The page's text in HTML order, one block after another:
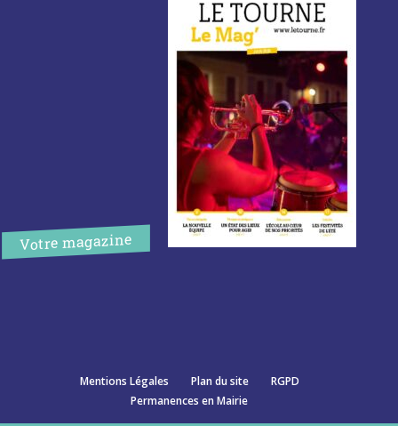
Votre magazine
Mentions Légales Plan du site
RGPD
Permanences en Mairie